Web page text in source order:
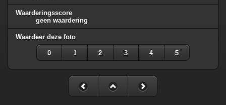
Waarderingsscore
geen waardering
Waardeer deze foto
0 1 2 3 4 5